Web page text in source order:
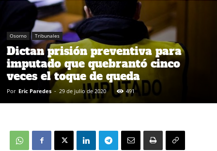
Osorno Tribunales
Dictan prisión preventiva para
imputado que quebrantó cinco
veces el toque de queda
Por Eric Paredes - 29 de julio de 2020 491